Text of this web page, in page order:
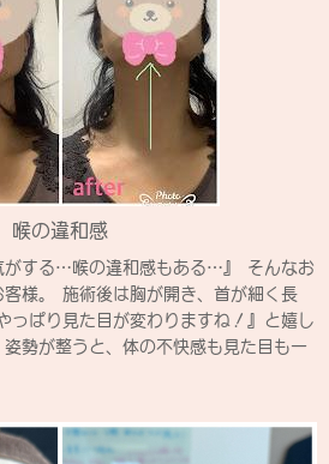
喉の違和感
がする…喉の違和感もある…』 そんなお
様。 施術後は胸が開き、首が細く長
っぱり見た目が変わりますね！』と嬉し
勢が整うと、体の不快感も見た目も一